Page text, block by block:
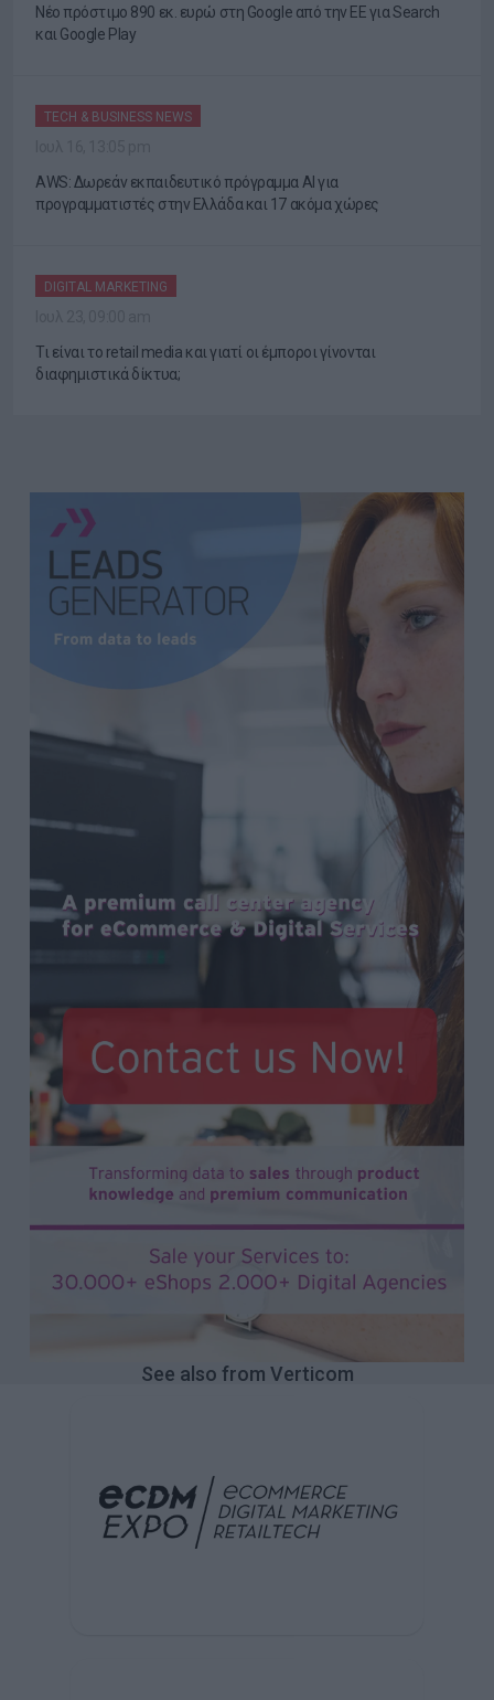
Νέο πρόστιμο 890 εκ. ευρώ στη Google από την ΕΕ για Search
και Google Play
TECH & BUSINESS NEWS
AWS: Δωρεάν εκπαιδευτικό πρόγραμμα AI για
προγραμματιστές στην Ελλάδα και 17 ακόμα χώρες
DIGITAL MARKETING
Τι είναι το retail media και γιατί οι έμποροι γίνονται
διαφημιστικά δίκτυα;
See also from Verticom